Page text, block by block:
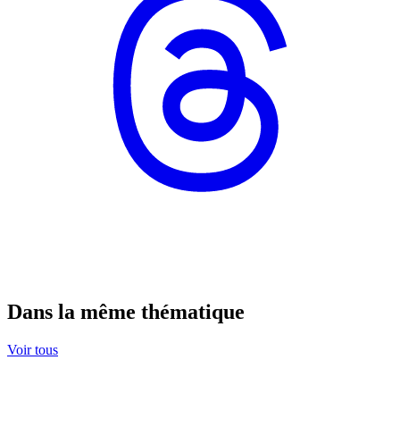
Dans la même thématique
Voir tous